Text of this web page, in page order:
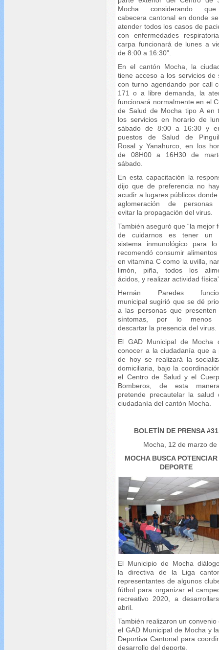
Mocha considerando
cabecera cantonal en donde
atender todos los casos de
con enfermedades
carpa funcionará de lunes a
de 8:00 a 16:30”.
En el cantón Mocha, la
tiene acceso a los servicios de
con turno agendando por call
171 o a libre demanda, la
funcionará normalmente en el
de Salud de Mocha tipo A en
los servicios en horario de
sábado de 8:00 a 16:30 y
puestos de Salud de
Rosal y Yanahurco, en los
de 08H00 a 16H30 de
sábado.
En esta capacitación la
dijo que de preferencia no
acudir a lugares públicos
aglomeración de personas
evitar la propagación del virus.
También aseguró que “la mejor
de cuidarnos es tener un
sistema inmunológico para
recomendó consumir
en vitamina C como la uvilla,
limón, piña, todos los
ácidos, y realizar actividad
Hernán Paredes
municipal sugirió que se dé
a las personas que presenten
síntomas, por lo menos
descartar la presencia del virus.
El GAD Municipal de Mocha
conocer a la ciudadanía que a
de hoy se realizará la
domiciliaria, bajo la
el Centro de Salud y el
Bomberos, de esta
pretende precautelar la salud
ciudadanía del cantón Mocha.
BOLETÍN DE PRENSA #31
Mocha, 12 de marzo de
MOCHA BUSCA
DEPORTE
El Municipio de Mocha
la directiva de la Liga
representantes de algunos
fútbol para organizar el
recreativo 2020, a
abril.
También realizaron un convenio
el GAD Municipal de Mocha y
Deportiva Cantonal para
desarrollo del deporte.